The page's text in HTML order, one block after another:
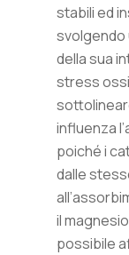
stabili ed
della sua
stress
influenza
poiché i
dalle
il
possibile